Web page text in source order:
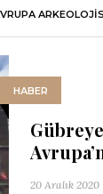
HABER
20 Aralık 2020